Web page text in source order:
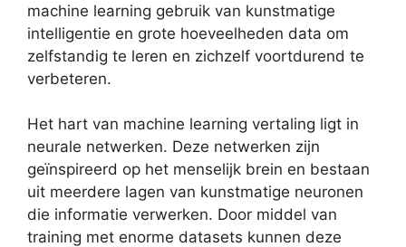
machine learning gebruik van kunstmatige
intelligentie en grote hoeveelheden data om
zelfstandig te leren en zichzelf voortdurend te
verbeteren.
Het hart van machine learning vertaling ligt in
neurale netwerken. Deze netwerken zijn
geïnspireerd op het menselijk brein en bestaan
uit meerdere lagen van kunstmatige neuronen
die informatie verwerken. Door middel van
training met enorme datasets kunnen deze